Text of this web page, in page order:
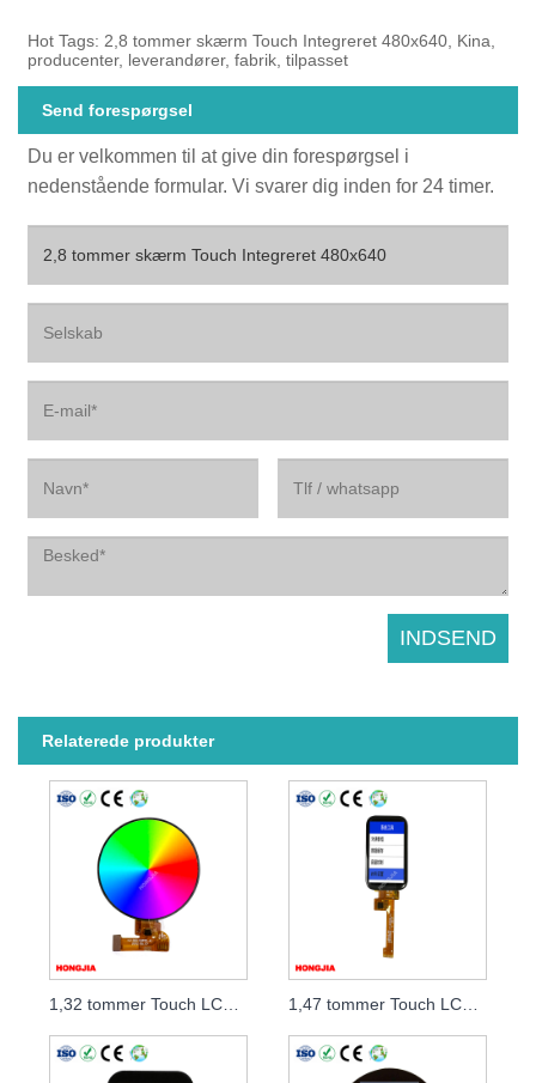
Hot Tags: 2,8 tommer skærm Touch Integreret 480x640, Kina,
producenter, leverandører, fabrik, tilpasset
Send forespørgsel
Du er velkommen til at give din forespørgsel i
nedenstående formular. Vi svarer dig inden for 24 timer.
Relaterede produkter
1,32 tommer Touch LCD-modul